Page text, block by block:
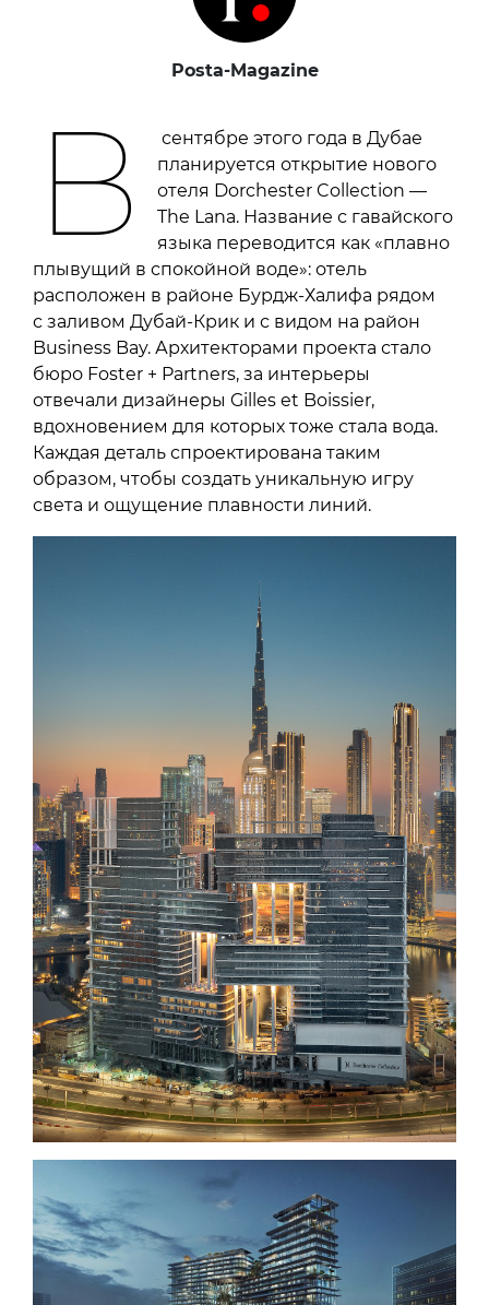
Posta-Magazine
В
сентябре этого года в Дубае
планируется открытие нового
отеля Dorchester Collection —
The Lana. Название с гавайского
языка переводится как «плавно
плывущий в спокойной воде»: отель
расположен в районе Бурдж-Халифа рядом
с заливом Дубай-Крик и с видом на район
Business Bay. Архитекторами проекта стало
бюро Foster + Partners, за интерьеры
отвечали дизайнеры Gilles et Boissier,
вдохновением для которых тоже стала вода.
Каждая деталь спроектирована таким
образом, чтобы создать уникальную игру
света и ощущение плавности линий.